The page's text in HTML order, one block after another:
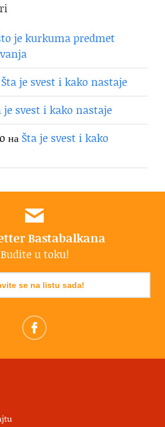
je kurkuma predmet
Šta je svest i kako nastaje
je svest i kako nastaje
на Šta je svest i kako
Bastabalkana
Budite u toku!
se na listu sada!